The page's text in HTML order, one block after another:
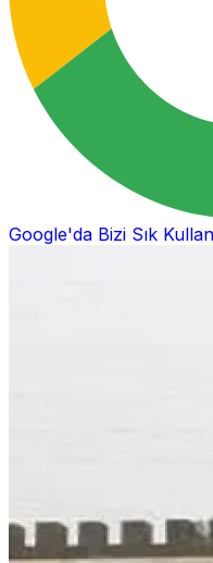
Google'da Bizi Sık